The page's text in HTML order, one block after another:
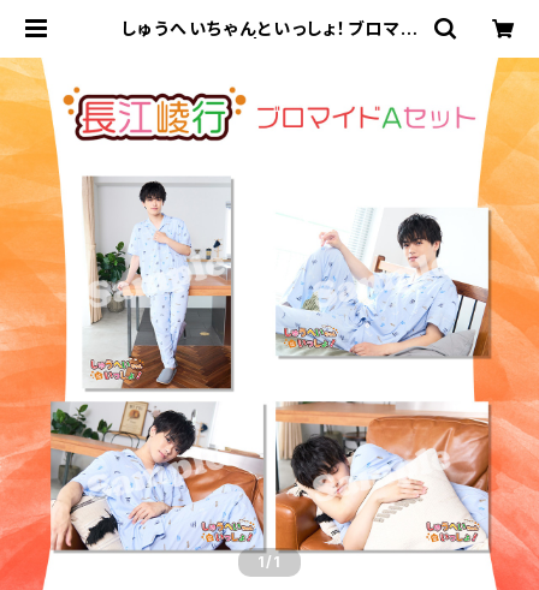
しゅうへいちゃんといっしょ！ブロマイ
1/1